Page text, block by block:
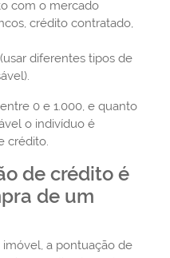
com o mercado
crédito contratado,
diferentes tipos de
0 e 1.000, e quanto
o indivíduo é
crédito.
de crédito é
de um
a pontuação de